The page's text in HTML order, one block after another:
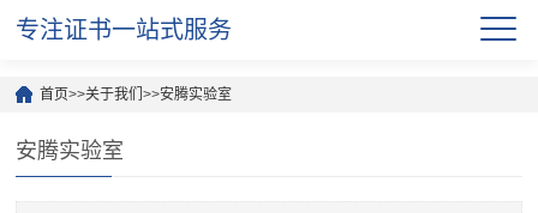
专注证书一站式服务
首页>>关于我们>>安腾实验室
安腾实验室